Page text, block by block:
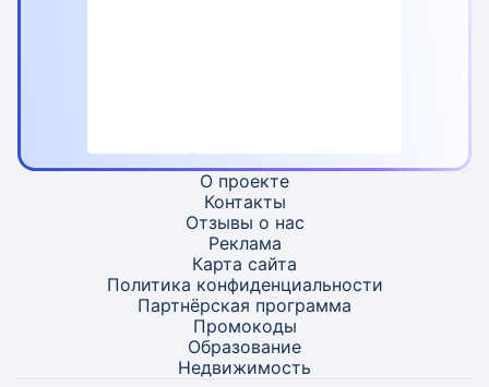
О проекте
Контакты
Отзывы о нас
Реклама
Карта сайта
Политика конфиденциальности
Партнёрская программа
Промокоды
Образование
Недвижимость